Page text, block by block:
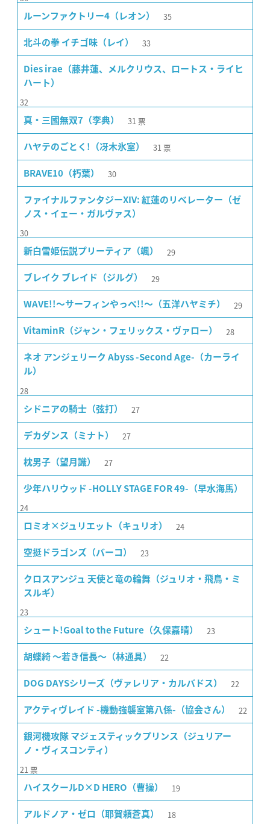
ルーンファクトリー4（レオン） 35
北斗の拳 イチゴ味（レイ） 33
Dies irae（藤井蓮、メルクリウス、ロートス・ライヒ
ハート）
32
真・三國無双7（李典） 31 票
ハヤテのごとく!（冴木氷室） 31 票
BRAVE10（朽葉） 30
ファイナルファンタジーXIV: 紅蓮のリベレーター（ゼ
ノス・イェー・ガルヴァス）
30
新白雪姫伝説プリーティア（颯） 29
ブレイク ブレイド（ジルグ） 29
WAVE!!〜サーフィンやっぺ!!〜（五洋ハヤミチ） 29
VitaminR（ジャン・フェリックス・ヴァロー） 28
ネオ アンジェリーク Abyss -Second Age-（カーライ
ル）
28
シドニアの騎士（弦打） 27
デカダンス（ミナト） 27
枕男子（望月識） 27
少年ハリウッド -HOLLY STAGE FOR 49-（早水海馬）
24
ロミオ×ジュリエット（キュリオ） 24
空挺ドラゴンズ（バーコ） 23
クロスアンジュ 天使と竜の輪舞（ジュリオ・飛鳥・ミ
スルギ）
23
シュート!Goal to the Future（久保嘉晴） 23
胡蝶綺 〜若き信長〜（林通具） 22
DOG DAYSシリーズ（ヴァレリア・カルバドス） 22
アクティヴレイド -機動強襲室第八係-（協会さん） 22
銀河機攻隊 マジェスティックプリンス（ジュリアー
ノ・ヴィスコンティ）
21 票
ハイスクールD×D HERO（曹操） 19
アルドノア・ゼロ（耶賀頼蒼真） 18